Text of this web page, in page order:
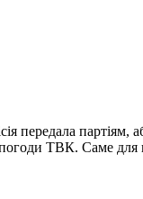
передала
ТВК. Саме для